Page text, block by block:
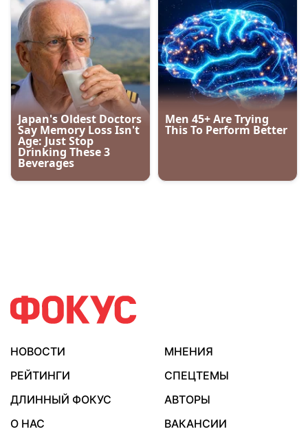
НОВОСТИ
МНЕНИЯ
РЕЙТИНГИ
СПЕЦТЕМЫ
ДЛИННЫЙ ФОКУС
АВТОРЫ
О НАС
ВАКАНСИИ